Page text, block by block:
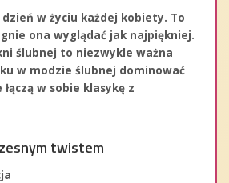
w życiu każdej kobiety. To
ona wyglądać jak najpiękniej.
ślubnej to niezwykle ważna
w modzie ślubnej dominować
w sobie klasykę z
twistem